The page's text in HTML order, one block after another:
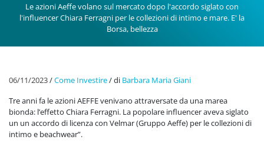
Le azioni Aeffe volano sul mercato dopo l'accordo siglato con
l'influencer Chiara Ferragni per le collezioni di intimo e mare. E' la
Borsa, bellezza
06/11/2023/Come Investire/di Barbara Maria Giani
Tre anni fa le azioni AEFFE venivano attraversate da una marea
bionda: l’effetto Chiara Ferragni. La popolare influencer aveva siglato
un un accordo di licenza con Velmar (Gruppo Aeffe) per le collezioni di
intimo e beachwear”.